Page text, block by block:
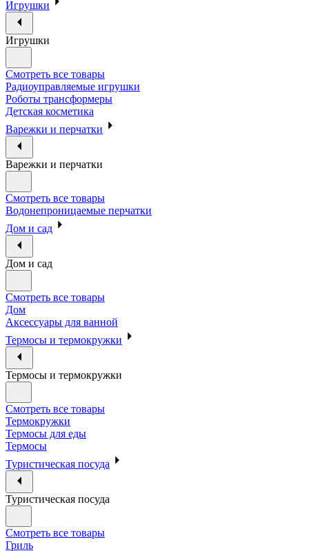
Игрушки
Игрушки
Смотреть все товары
Радиоуправляемые игрушки
Роботы трансформеры
Детская косметика
Варежки и перчатки
Варежки и перчатки
Смотреть все товары
Водонепроницаемые перчатки
Дом и сад
Дом и сад
Смотреть все товары
Дом
Аксессуары для ванной
Термосы и термокружки
Термосы и термокружки
Смотреть все товары
Термокружки
Термосы для еды
Термосы
Туристическая посуда
Туристическая посуда
Смотреть все товары
Гриль